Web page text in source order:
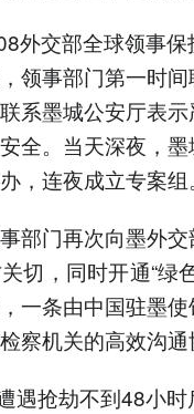
外交部全球领事
领事部门第一时
系墨城公安厅表
全。当天深夜，
，连夜成立专案组。
部门再次向墨外
切，同时开通“绿
一条由中国驻墨
察机关的高效沟通
遇抢劫不到48小时